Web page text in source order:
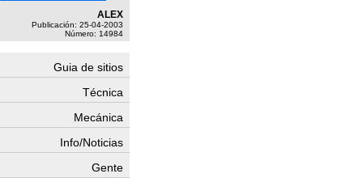
ALEX
Publicación: 25-04-2003
Número: 14984
Guia de sitios
Técnica
Mecánica
Info/Noticias
Gente